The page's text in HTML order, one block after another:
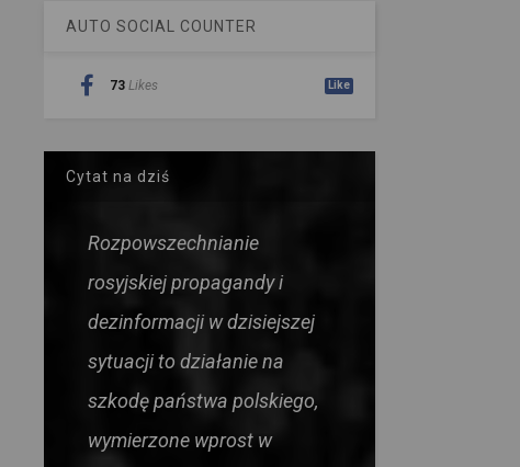
AUTO SOCIAL COUNTER
73 Likes Like
Cytat na dziś
Rozpowszechnianie
rosyjskiej propagandy i
dezinformacji w dzisiejszej
sytuacji to działanie na
szkodę państwa polskiego,
wymierzone wprost w